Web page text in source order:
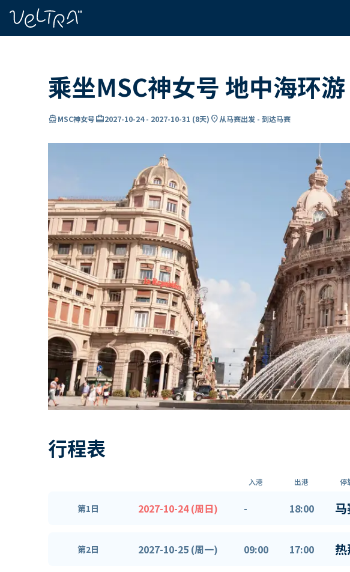
乘坐MSC神女号 地中海环
directions_boatMSC神女号card_travel2027-10-24- 2027-10-31 (8天) location_on从马赛出发 - 到达马赛
行程表
入港 出港 停
第1日 2027-10-24 (周日) - 18:00
第2日 2027-10-25 (周一) 09:00 17:00